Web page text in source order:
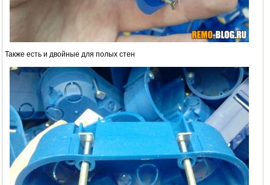
Также есть и двойные для полых стен